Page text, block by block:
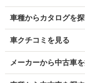
車種からカタログを
車クチコミを見る
メーカーから中古車